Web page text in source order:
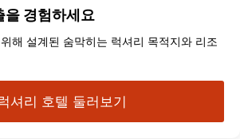
을 경험하세요
해 설계된 숨막히는 럭셔리 목적지와 리조
셔리 호텔 둘러보기